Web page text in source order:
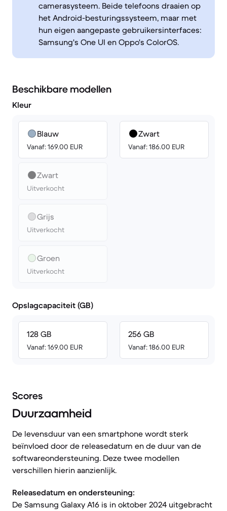
camerasysteem. Beide telefoons draaien op
het Android-besturingssysteem, maar met
hun eigen aangepaste gebruikersinterfaces:
Samsung's One UI en Oppo's ColorOS.
Beschikbare modellen
Kleur
Blauw
Vanaf: 169.00 EUR
Zwart
Uitverkocht
Grijs
Uitverkocht
Groen
Uitverkocht
Zwart
Vanaf: 186.00 EUR
Opslagcapaciteit (GB)
128 GB
Vanaf: 169.00 EUR
256 GB
Vanaf: 186.00 EUR
Scores
Duurzaamheid
De levensduur van een smartphone wordt sterk
beïnvloed door de releasedatum en de duur van de
softwareondersteuning. Deze twee modellen
verschillen hierin aanzienlijk.
Releasedatum en ondersteuning:
De Samsung Galaxy A16 is in oktober 2024 uitgebracht